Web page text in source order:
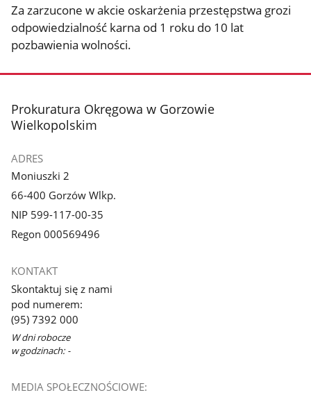
Za zarzucone w akcie oskarżenia przestępstwa grozi
odpowiedzialność karna od 1 roku do 10 lat
pozbawienia wolności.
stopka
Prokuratura Okręgowa w Gorzowie
Wielkopolskim
ADRES
Moniuszki 2
66-400 Gorzów Wlkp.
NIP 599-117-00-35
Regon 000569496
KONTAKT
Skontaktuj się z nami
pod numerem:
(95) 7392 000
W dni robocze
w godzinach: -
MEDIA SPOŁECZNOŚCIOWE: